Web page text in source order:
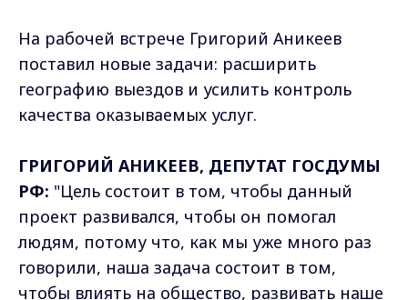
На рабочей встрече Григорий Аникеев
поставил новые задачи: расширить
географию выездов и усилить контроль
качества оказываемых услуг.
ГРИГОРИЙ АНИКЕЕВ, ДЕПУТАТ ГОСДУМЫ
РФ: "Цель состоит в том, чтобы данный
проект развивался, чтобы он помогал
людям, потому что, как мы уже много раз
говорили, наша задача состоит в том,
чтобы влиять на общество, развивать наше